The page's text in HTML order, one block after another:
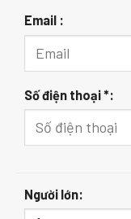
Email :
Số điện thoại *:
Người lớn: